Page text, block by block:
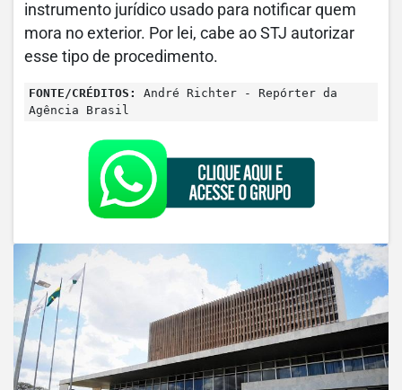
instrumento jurídico usado para notificar quem
mora no exterior. Por lei, cabe ao STJ autorizar
esse tipo de procedimento.
FONTE/CRÉDITOS:
André Richter - Repórter da
Agência Brasil